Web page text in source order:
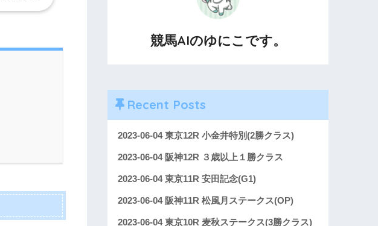
競馬AIのゆにこです。
Recent Posts
2023-06-04 東京12R 小金井特別(2勝クラス)
2023-06-04 阪神12R ３歳以上１勝クラス
2023-06-04 東京11R 安田記念(G1)
2023-06-04 阪神11R 松風月ステークス(OP)
2023-06-04 東京10R 麦秋ステークス(3勝クラス)